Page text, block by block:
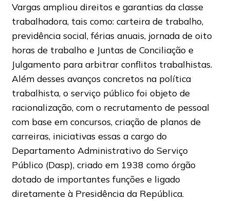
Vargas ampliou direitos e garantias da classe
trabalhadora, tais como: carteira de trabalho,
previdência social, férias anuais, jornada de oito
horas de trabalho e Juntas de Conciliação e
Julgamento para arbitrar conflitos trabalhistas.
Além desses avanços concretos na política
trabalhista, o serviço público foi objeto de
racionalização, com o recrutamento de pessoal
com base em concursos, criação de planos de
carreiras, iniciativas essas a cargo do
Departamento Administrativo do Serviço
Público (Dasp), criado em 1938 como órgão
dotado de importantes funções e ligado
diretamente à Presidência da República.